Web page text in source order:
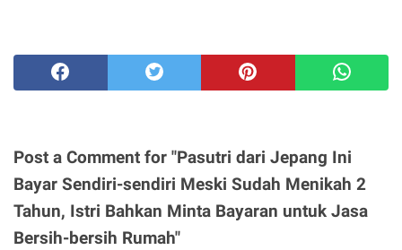
Post a Comment for "Pasutri dari Jepang Ini
Bayar Sendiri-sendiri Meski Sudah Menikah 2
Tahun, Istri Bahkan Minta Bayaran untuk Jasa
Bersih-bersih Rumah"